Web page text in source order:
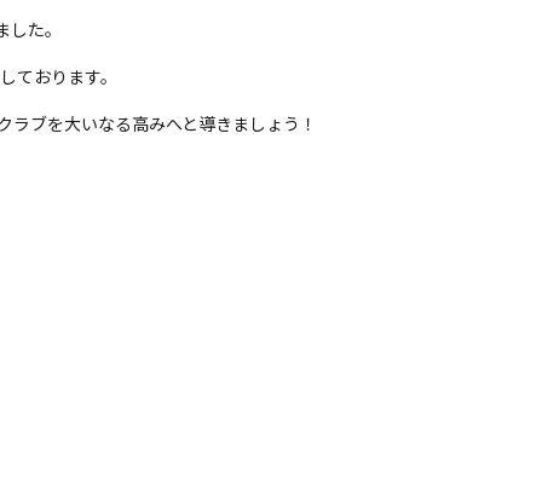
た。
ております。
ブを大いなる高みへと導きましょう！